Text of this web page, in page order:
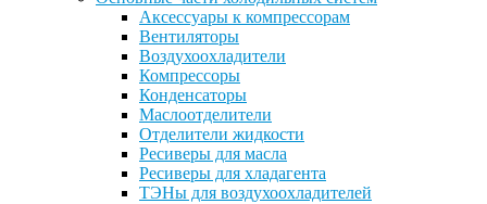
Аксессуары к компрессорам
Вентиляторы
Воздухоохладители
Компрессоры
Конденсаторы
Маслоотделители
Отделители жидкости
Ресиверы для масла
Ресиверы для хладагента
ТЭНы для воздухоохладителей